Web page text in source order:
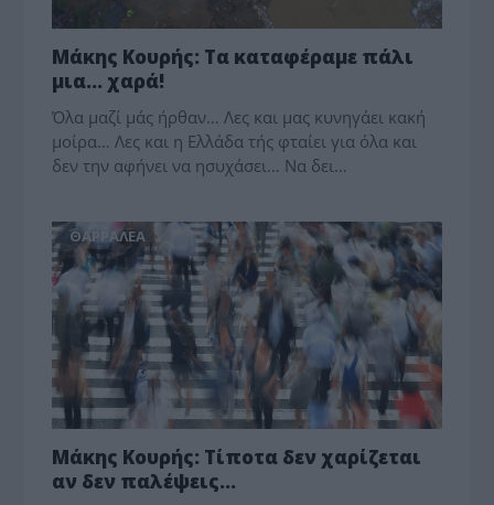
Μάκης Κουρής: Τα καταφέραμε πάλι
μια… χαρά!
Όλα μαζί μάς ήρθαν… Λες και μας κυνηγάει κακή
μοίρα… Λες και η Ελλάδα τής φταίει για όλα και
δεν την αφήνει να ησυχάσει… Να δει…
ΘΑΡΡΑΛΕΑ
Μάκης Κουρής: Τίποτα δεν χαρίζεται
αν δεν παλέψεις…